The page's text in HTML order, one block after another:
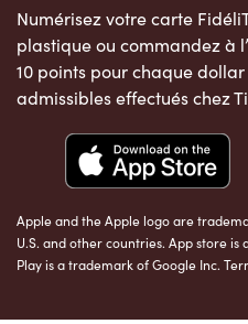
Numérisez votre carte
plastique ou commandez à
10 points pour chaque
admissibles effectués chez
Apple and the Apple logo are
U.S. and other countries. App store
Play is a trademark of Google Inc.